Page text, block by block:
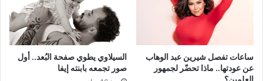
ساعات تفصل شيرين عبد الوهاب
عن عودتها.. ماذا تحضّر لجمهور
العلمين؟
السيلاوي يطوي صفحة البُعد.. أول
صور تجمعه بابنته إيفا